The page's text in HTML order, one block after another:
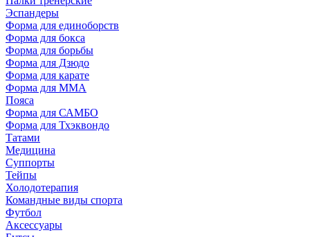
Эспандеры
Форма для единоборств
Форма для бокса
Форма для борьбы
Форма для Дзюдо
Форма для карате
Форма для MMA
Пояса
Форма для САМБО
Форма для Тхэквондо
Татами
Медицина
Суппорты
Тейпы
Холодотерапия
Командные виды спорта
Футбол
Аксессуары